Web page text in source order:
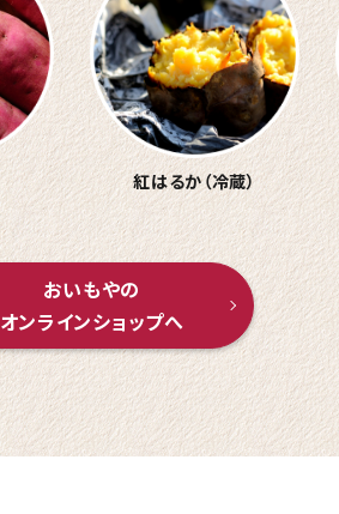
紅はるか（冷蔵）
おいもやの
オンラインショップへ